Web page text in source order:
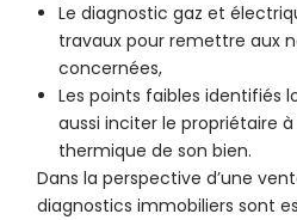
Le diagnostic gaz et
travaux pour remettre aux
concernées,
Les points faibles identifiés
aussi inciter le propriétaire à
thermique de son bien.
Dans la perspective d’une
diagnostics immobiliers sont